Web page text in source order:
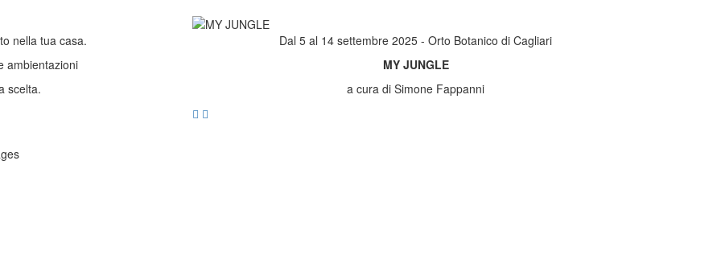
tua casa.
ambientazioni
scelta.
Dal 5 al 14 settembre 2025 - Orto Botanico di Cagliari
MY JUNGLE
a cura di Simone Fappanni